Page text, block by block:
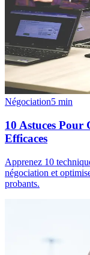
Négociation5 min
10 Astuces Pour
Efficaces
Apprenez 10
négociation et
probants.